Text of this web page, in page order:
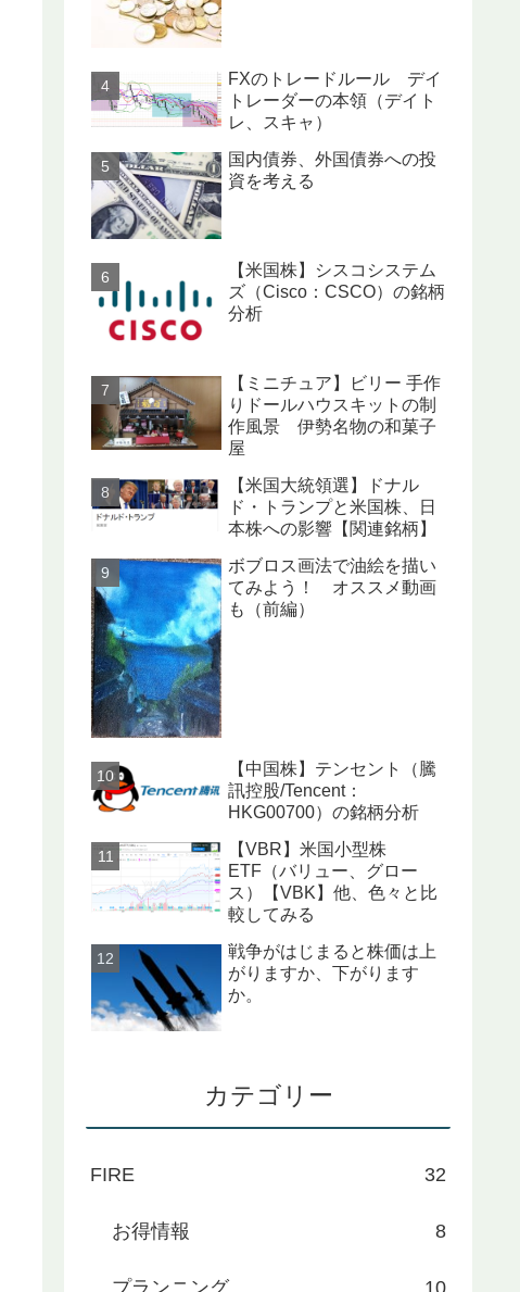
FXのトレードルール デイ
トレーダーの本領（デイト
レ、スキャ）
国内債券、外国債券への投
資を考える
【米国株】シスコシステム
ズ（Cisco：CSCO）の銘柄
分析
【ミニチュア】ビリー 手作
りドールハウスキットの制
作風景 伊勢名物の和菓子
屋
【米国大統領選】ドナル
ド・トランプと米国株、日
本株への影響【関連銘柄】
ボブロス画法で油絵を描い
てみよう！ オススメ動画
も（前編）
【中国株】テンセント（騰
訊控股/Tencent：
HKG00700）の銘柄分析
【VBR】米国小型株
ETF（バリュー、グロー
ス）【VBK】他、色々と比
較してみる
戦争がはじまると株価は上
がりますか、下がります
か。
カテゴリー
FIRE 32
お得情報 8